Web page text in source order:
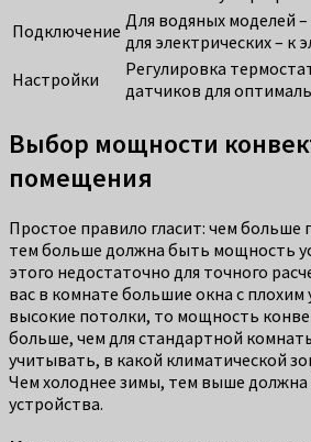
Подключение Для водяных моделей
для электрических – к
Настройки
Регулировка
датчиков для
Выбор мощности
помещения
Простое правило гласит: чем
тем больше должна быть мощность
этого недостаточно для точного
вас в комнате большие окна с плохим
высокие потолки, то мощность
больше, чем для стандартной
учитывать, в какой климатической
Чем холоднее зимы, тем выше
устройства.